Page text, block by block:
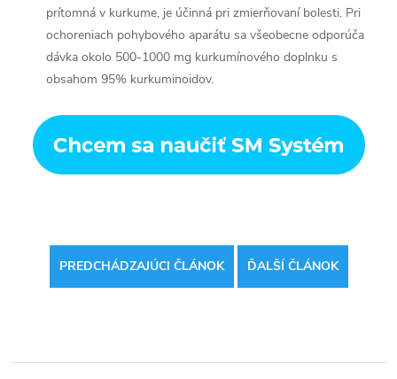
prítomná v kurkume, je účinná pri zmierňovaní bolesti. Pri
ochoreniach pohybového aparátu sa všeobecne odporúča
dávka okolo 500-1000 mg kurkumínového doplnku s
obsahom 95% kurkuminoidov.
PREDCHÁDZAJÚCI ČLÁNOK ĎALŠÍ ČLÁNOK